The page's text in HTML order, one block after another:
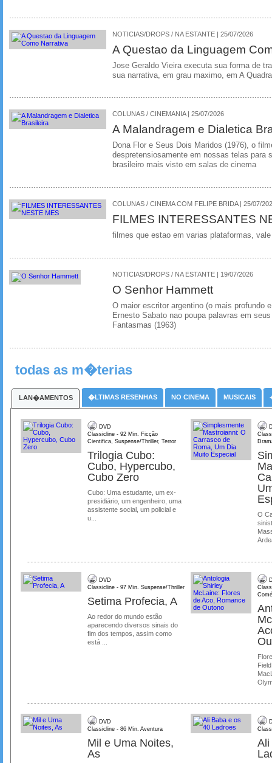
NOTICIAS/DROPS / NA ESTANTE | 25/07/2026
A Questao da Linguagem
Jose Geraldo Vieira executa sua forma de
sua narrativa, em grau maximo, em A
COLUNAS / CINEMANIA | 25/07/2026
A Malandragem e Dialetica
Dona Flor e Seus Dois Maridos (1976), o
despretensiosamente em nossas telas para
brasileiro mais visto em salas de cinema
COLUNAS / CINEMA COM FELIPE BRIDA | 25/07/
FILMES INTERESSANTES
filmes que estao em varias plataformas,
NOTICIAS/DROPS / NA ESTANTE | 19/07/2026
O Senhor Hammett
O maior escritor argentino (o mais profundo
Ernesto Sabato nao poupa palavras em
Fantasmas (1963)
todas as m�terias
LAN�AMENTOS �LTIMAS RESENHAS NO CINEMA MUSICAIS
DVD
Classicline - 92 Min. Ficção
Cientifica, Suspense/Thriller, Terror
Trilogia Cubo:
Cubo, Hypercubo,
Cubo Zero
Cubo: Uma estudante, um ex-
presidiário, um engenheiro, uma
assistente social, um policial e
u...
O
DVD
Classicline - 97 Min. Suspense/Thriller
Setima Profecia, A
Ao redor do mundo estão
aparecendo diversos sinais do
fim dos tempos, assim como
está ...
DVD
Classicline - 86 Min. Aventura
Mil e Uma Noites,
As
Ali